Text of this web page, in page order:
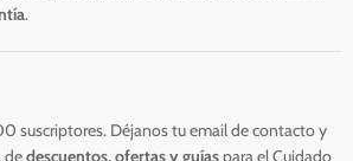
.
suscriptores. Déjanos tu email de contacto y
dedescuentos, ofertasy guías para el Cuidado